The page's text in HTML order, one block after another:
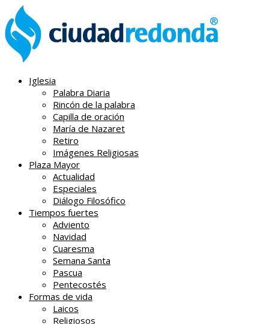
Iglesia
Palabra Diaria
Rincón de la palabra
Capilla de oración
María de Nazaret
Retiro
Imágenes Religiosas
Plaza Mayor
Actualidad
Especiales
Diálogo Filosófico
Tiempos fuertes
Adviento
Navidad
Cuaresma
Semana Santa
Pascua
Pentecostés
Formas de vida
Laicos
Religiosos